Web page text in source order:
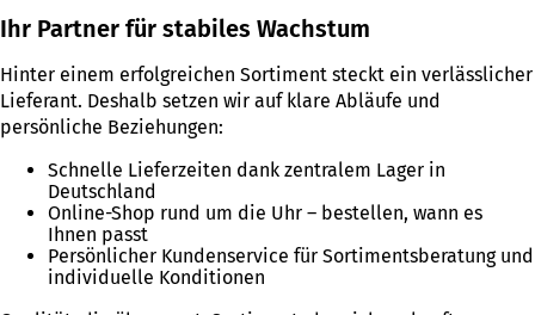
Ihr Partner für stabiles Wachstum
Hinter einem erfolgreichen Sortiment steckt ein verlässlicher
Lieferant. Deshalb setzen wir auf klare Abläufe und
persönliche Beziehungen:
Schnelle Lieferzeiten dank zentralem Lager in
Deutschland
Online-Shop rund um die Uhr – bestellen, wann es
Ihnen passt
Persönlicher Kundenservice für Sortimentsberatung und
individuelle Konditionen